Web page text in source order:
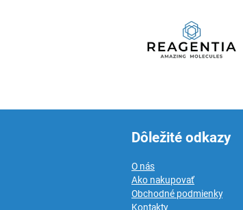
Dôležité odkazy
O nás
Ako nakupovať
Obchodné podmienky
Kontakty